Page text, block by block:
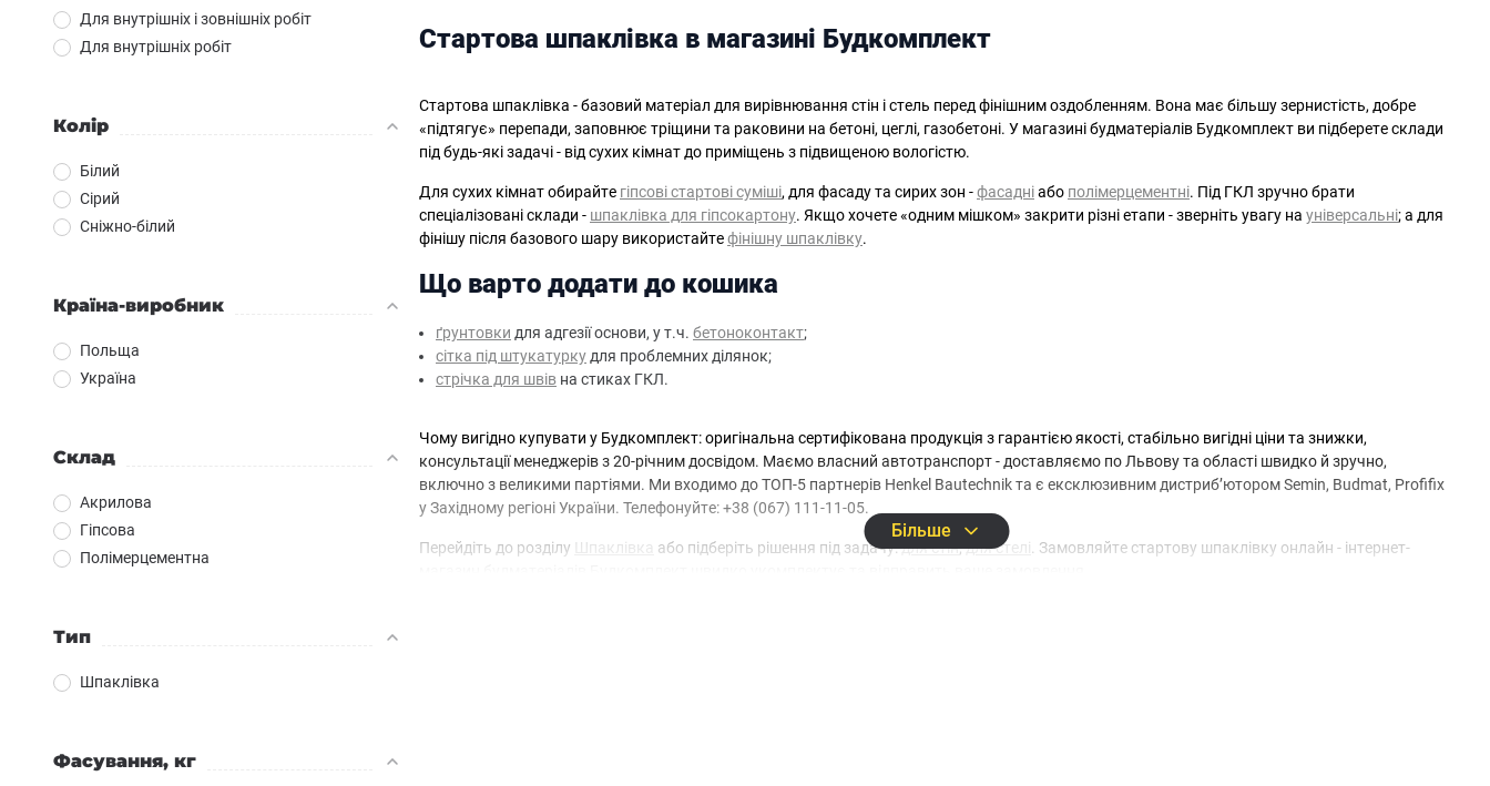
Для внутрішніх і зовнішніх робіт
Для внутрішніх робіт
Колір
Білий
Сірий
Сніжно-білий
Країна-виробник
Польща
Україна
Склад
Акрилова
Гіпсова
Полімерцементна
Тип
Шпаклівка
Фасування, кг
Стартова шпаклівка в магазині Будкомплект
Стартова шпаклівка - базовий матеріал для вирівнювання стін і стель перед фінішним оздобленням. Вона має більшу зернистість, добре
«підтягує» перепади, заповнює тріщини та раковини на бетоні, цеглі, газобетоні. У магазині будматеріалів Будкомплект ви підберете склади
під будь-які задачі - від сухих кімнат до приміщень з підвищеною вологістю.
Для сухих кімнат обирайте гіпсові стартові суміші, для фасаду та сирих зон -фасадніабо полімерцементні. Під ГКЛ зручно брати
спеціалізовані склади - шпаклівка для гіпсокартону. Якщо хочете «одним мішком» закрити різні етапи - зверніть увагу на універсальні; а для
фінішу після базового шару використайтефінішну шпаклівку.
Що варто додати до кошика
ґрунтовки для адгезії основи, у т.ч. бетоноконтакт;
сітка під штукатурку для проблемних ділянок;
стрічка для швів на стиках ГКЛ.
Чому вигідно купувати у Будкомплект: оригінальна сертифікована продукція з гарантією якості, стабільно вигідні ціни та знижки,
консультації менеджерів з 20-річним досвідом. Маємо власний автотранспорт - доставляємо по Львову та області швидко й зручно,
включно з великими партіями. Ми входимо до ТОП-5 партнерів Henkel Bautechnik та є ексклюзивним дистриб’ютором Semin, Budmat, Profifix
у Західному регіоні України. Телефонуйте: +38 (067) 111-11-05.
Перейдіть до розділу Шпаклівка або підберіть рішення під задачу:для стін,для стелі . Замовляйте стартову шпаклівку онлайн - інтернет-
Більше